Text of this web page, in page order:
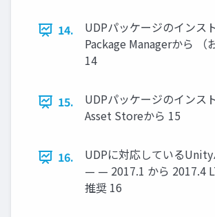
14.
UDPパッケージのインス
Package Managerから （
14
15.
UDPパッケージのインス
Asset Storeから 15
16.
UDPに対応している
— — 2017.1 から 2017.4
推奨 16